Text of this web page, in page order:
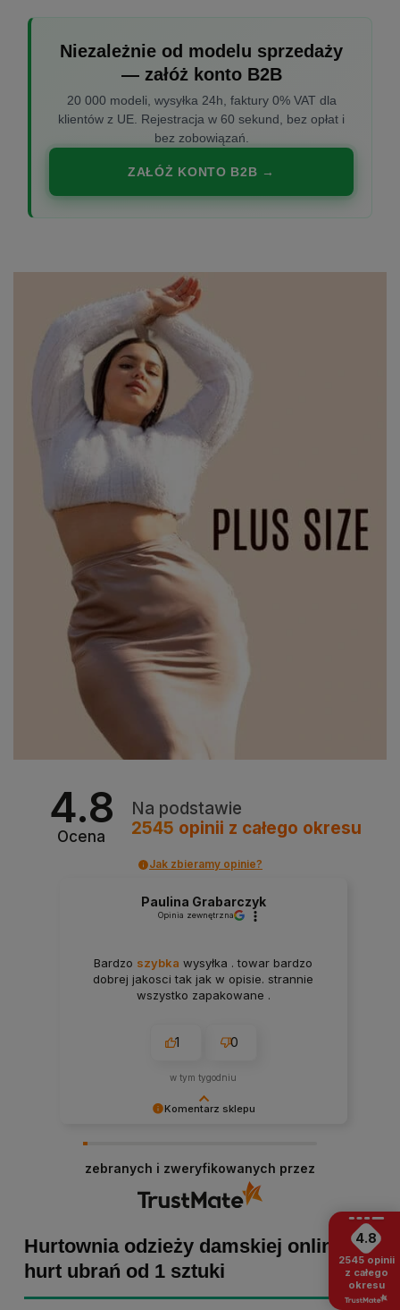
Niezależnie od modelu sprzedaży
— załóż konto B2B
20 000 modeli, wysyłka 24h, faktury 0% VAT dla
klientów z UE. Rejestracja w 60 sekund, bez opłat i
bez zobowiązań.
ZAŁÓŻ KONTO B2B →
4.8
Ocena
Na podstawie
2545 opinii z całego okresu
Jak zbieramy opinie?
Komentarz sklepu
skrzydeł, dlatego tym bardziej cieszymy się, że
zakup przebiegł pomyślnie. Obiecujemy
utrzymać dobrą passę - zapraszamy ponownie! :)
Paulina Grabarczyk
Opinia zewnętrzna
Bardzo szybka wysyłka . towar bardzo
dobrej jakosci tak jak w opisie. strannie
wszystko zapakowane .
1 0
w tym tygodniu
zebranych i zweryfikowanych przez
Hurtownia odzieży damskiej online -
hurt ubrań od 1 sztuki
4.8
2545 opinii
z całego
okresu